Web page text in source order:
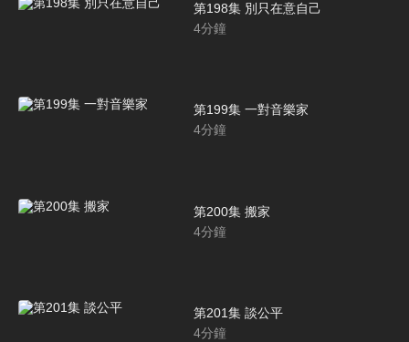
第198集 別只在意自己
4分鐘
第199集 一對音樂家
4分鐘
第200集 搬家
4分鐘
第201集 談公平
4分鐘